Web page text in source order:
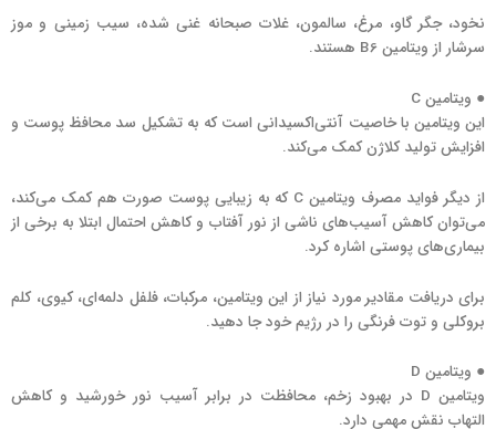
نخود، جگر گاو، مرغ، سالمون، غلات صبحانه غنی شده، سیب زمینی و موز
سرشار از ویتامین B6 هستند.
‌‌● ویتامین C
این ویتامین با خاصیت آنتی‌اکسیدانی است که به تشکیل سد محافظ پوست و
افزایش تولید کلاژن کمک می‌کند.
از دیگر فواید مصرف ویتامین C که به زیبایی پوست صورت هم کمک می‌کند،
می‌توان کاهش آسیب‌های ناشی از نور آفتاب و کاهش احتمال ابتلا به برخی از
بیماری‌های پوستی اشاره کرد.
برای دریافت مقادیر مورد نیاز از این ویتامین، مرکبات، فلفل دلمه‌ای، کیوی، کلم
بروکلی و توت فرنگی را در رژیم خود جا دهید.
● ویتامین D
ویتامین D در بهبود زخم، محافظت در برابر آسیب نور خورشید و کاهش
التهاب نقش مهمی دارد.